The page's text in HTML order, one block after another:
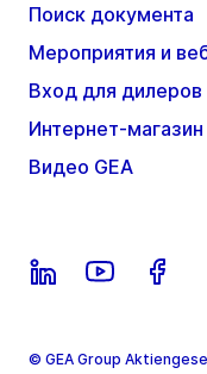
Поиск документа
Мероприятия и
Вход для
Интернет-магазин
Видео GEA
© GEA Group